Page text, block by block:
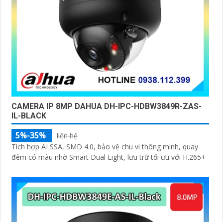
CAMERA IP 8MP DAHUA DH-IPC-HDBW3849R-ZAS-
IL-BLACK
5%-35%
liên hệ
Tích hợp AI SSA, SMD 4.0, bảo vệ chu vi thông minh, quay
đêm có màu nhờ Smart Dual Light, lưu trữ tối ưu với H.265+